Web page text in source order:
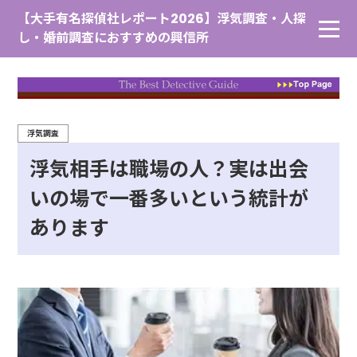
【大手有名探偵社レポート2026】浮気調査・人探
し・婚前調査におすすめの興信所
浮気相手は職場の人？実は出会
いの場で一番多いという統計が
あります
浮気調査